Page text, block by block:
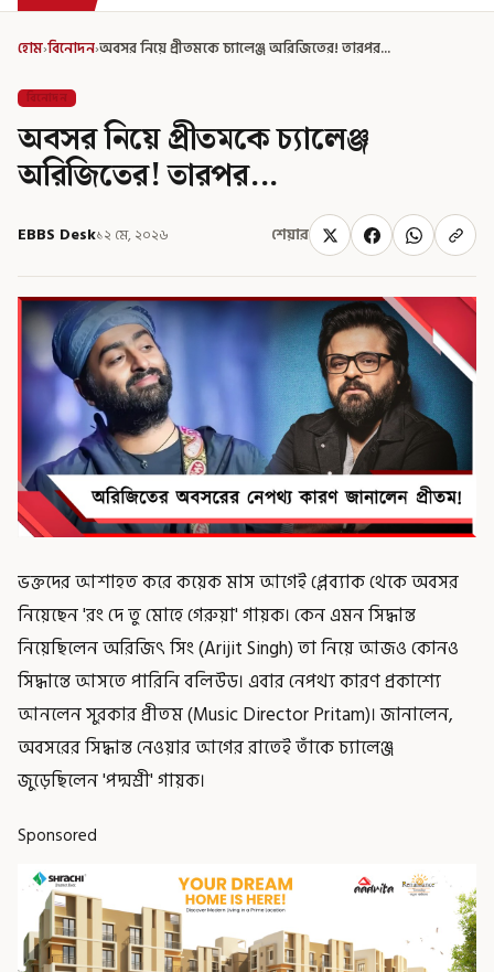
হোম›বিনোদন›অবসর নিয়ে প্রীতমকে চ্যালেঞ্জ অরিজিতের! তারপর...
বিনোদন
অবসর নিয়ে প্রীতমকে চ্যালেঞ্জ
অরিজিতের! তারপর...
EBBS Desk১২ মে, ২০২৬ শেয়ার
ভক্তদের আশাহত করে কয়েক মাস আগেই প্লেব্যাক থেকে অবসর
নিয়েছেন 'রং দে তু মোহে গেরুয়া' গায়ক। কেন এমন সিদ্ধান্ত
নিয়েছিলেন অরিজিৎ সিং (Arijit Singh) তা নিয়ে আজও কোনও
সিদ্ধান্তে আসতে পারিনি বলিউড। এবার নেপথ্য কারণ প্রকাশ্যে
আনলেন সুরকার প্রীতম (Music Director Pritam)। জানালেন,
অবসরের সিদ্ধান্ত নেওয়ার আগের রাতেই তাঁকে চ্যালেঞ্জ
জুড়েছিলেন 'পদ্মশ্রী' গায়ক।
Sponsored